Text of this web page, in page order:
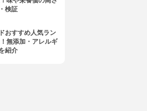
検証
おすすめ人気ラン
無添加・アレルギ
紹介